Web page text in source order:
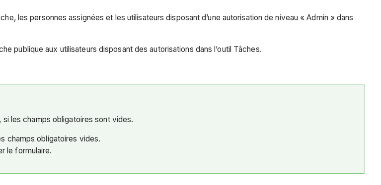
les personnes assignées et les utilisateurs disposant d’une autorisation de niveau « Admin » dans
publique aux utilisateurs disposant des autorisations dans l’outil Tâches.
les champs obligatoires sont vides.
champs obligatoires vides.
le formulaire.